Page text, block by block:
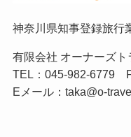
神奈川県知事登録旅行
有限会社 オーナーズト
TEL： 045-982-6779
Eメール： taka@o-